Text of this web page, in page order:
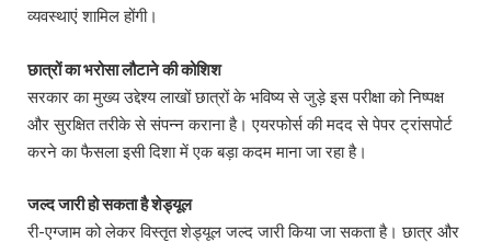
व्यवस्थाएं शामिल होंगी।
छात्रों का भरोसा लौटाने की कोशिश
सरकार का मुख्य उद्देश्य लाखों छात्रों के भविष्य से जुड़े इस परीक्षा को निष्पक्ष
और सुरक्षित तरीके से संपन्न कराना है। एयरफोर्स की मदद से पेपर ट्रांसपोर्ट
करने का फैसला इसी दिशा में एक बड़ा कदम माना जा रहा है।
जल्द जारी हो सकता है शेड्यूल
री-एग्जाम को लेकर विस्तृत शेड्यूल जल्द जारी किया जा सकता है। छात्र और